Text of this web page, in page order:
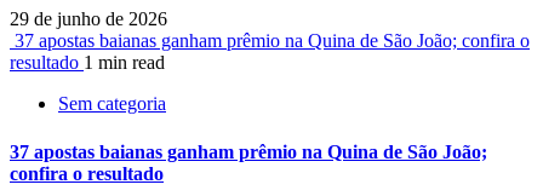
29 de junho de 2026
37 apostas baianas ganham prêmio na Quina de São João; confira o
resultado 1 min read
Sem categoria
37 apostas baianas ganham prêmio na Quina de São João;
confira o resultado